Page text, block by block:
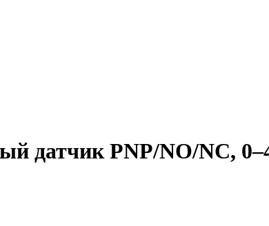
датчик PNP/NO/NC,